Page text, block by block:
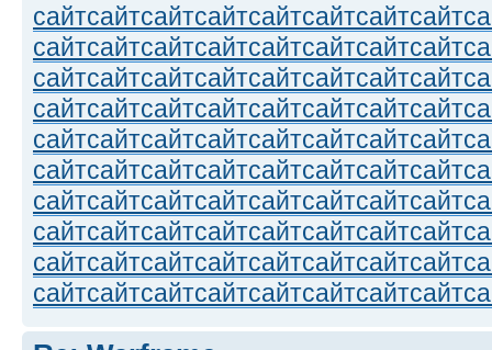
сайтсайтсайтсайтсайтсайтсайтсайт
сайтсайтсайтсайтсайтсайтсайтсайт
сайтсайтсайтсайтсайтсайтсайтсайт
сайтсайтсайтсайтсайтсайтсайтсайт
сайтсайтсайтсайтсайтсайтсайтсайт
сайтсайтсайтсайтсайтсайтсайтсайт
сайтсайтсайтсайтсайтсайтсайтсайт
сайтсайтсайтсайтсайтсайтсайтсайт
сайтсайтсайтсайтсайтсайтсайтсайт
сайтсайтсайтсайтсайтсайтсайтсайт